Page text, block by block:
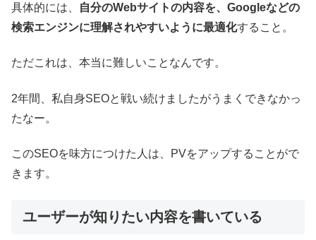
具体的には、
自分のWebサイトの内容を、Googleなどの
検索エンジンに理解されやすいように最適化すること。
ただこれは、本当に難しいことなんです。
2年間、私自身SEOと戦い続けましたがうまくできなかっ
たなー。
このSEOを味方につけた人は、PVをアップすることがで
きます。
ユーザーが知りたい内容を書いている